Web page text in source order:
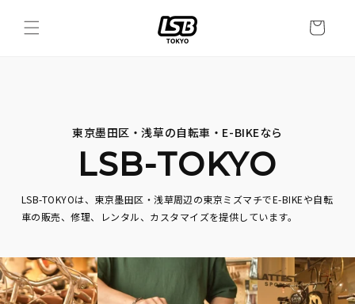
ツに進む
ー
東京墨田区・浅草の自転車・E-BIKEなら
LSB-TOKYO
LSB-TOKYOは、東京墨田区・浅草周辺の東京ミズマチでE-BIKEや自転
車の販売、修理、レンタル、カスタマイズを提供しています。